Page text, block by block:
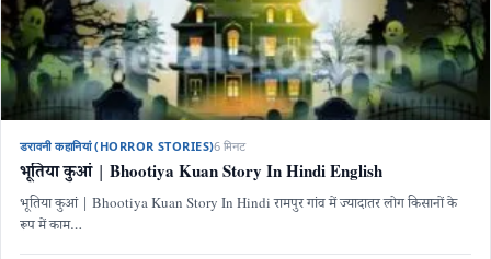
डरावनी कहानियां (HORROR STORIES)6 मिनट
भूतिया कुआं | Bhootiya Kuan Story In Hindi English
भूतिया कुआं | Bhootiya Kuan Story In Hindi रामपुर गांव में ज्यादातर लोग किसानों के
रूप में काम…